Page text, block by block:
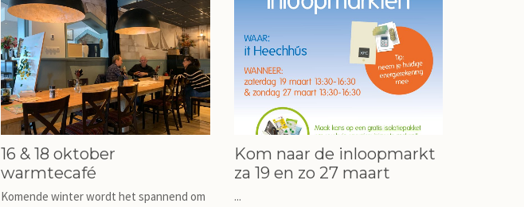
16 & 18 oktober
warmtecafé
Komende winter wordt het spannend om
Kom naar de inloopmarkt
za 19 en zo 27 maart
...